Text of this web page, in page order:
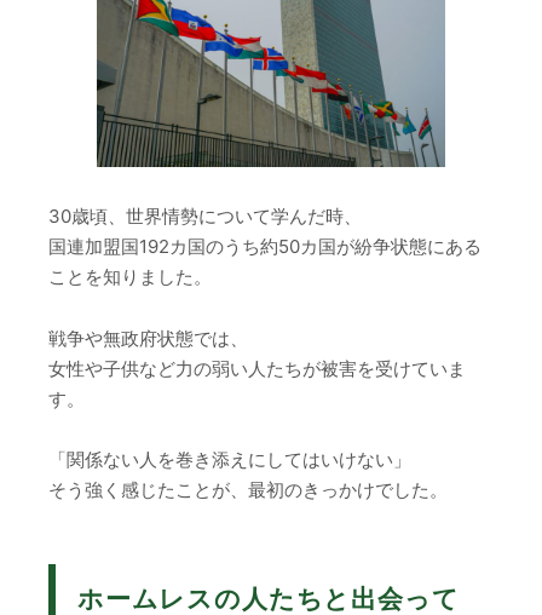
30歳頃、世界情勢について学んだ時、
国連加盟国192カ国のうち約50カ国が紛争状態にある
ことを知りました。
戦争や無政府状態では、
女性や子供など力の弱い人たちが被害を受けていま
す。
「関係ない人を巻き添えにしてはいけない」
そう強く感じたことが、最初のきっかけでした。
ホームレスの人たちと出会って